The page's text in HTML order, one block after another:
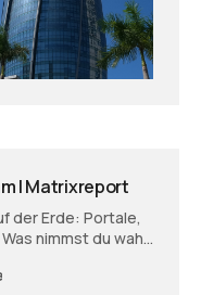
| Matrixreport
der Erde: Portale,
nimmst du wahr,
Wie fühlst du dich
was zeigt sich und